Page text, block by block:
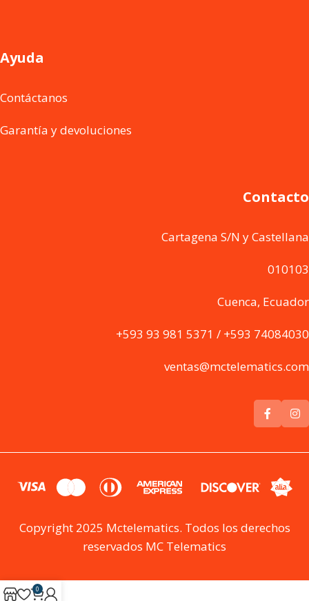
Ayuda
Contáctanos
Garantía y devoluciones
Contacto
Cartagena S/N y Castellana
010103
Cuenca, Ecuador
+593 93 981 5371 / +593 74084030
ventas@mctelematics.com
Copyright 2025 Mctelematics. Todos los derechos
reservados MC Telematics
0